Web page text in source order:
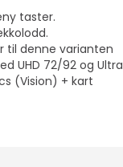
taster.
til denne varianten
72/92 og Ultra modeller.
(Vision) + kart